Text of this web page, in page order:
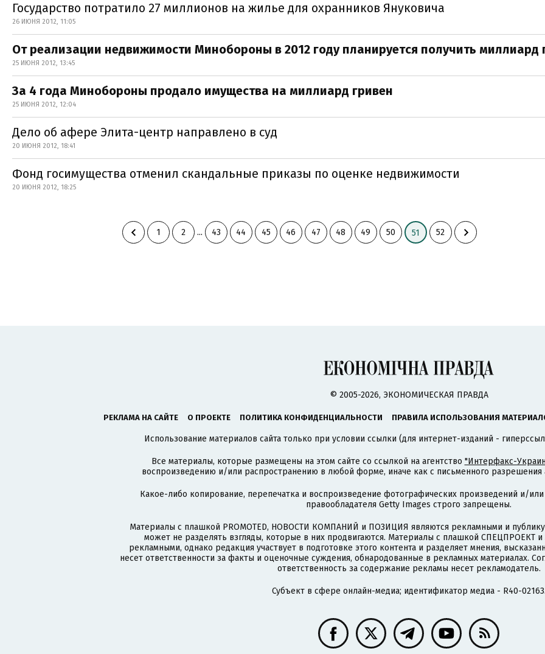
Государство потратило 27 миллионов на жилье для охранников Януковича
26 ИЮНЯ 2012, 11:05
От реализации недвижимости Минобороны в 2012 году планируется получить миллиард
25 ИЮНЯ 2012, 13:45
За 4 года Минобороны продало имущества на миллиард гривен
25 ИЮНЯ 2012, 12:04
Дело об афере Элита-центр направлено в суд
20 ИЮНЯ 2012, 18:41
Фонд госимущества отменил скандальные приказы по оценке недвижимости
20 ИЮНЯ 2012, 18:25
1 2 ... 43 44 45 46 47 48 49 50 51 52
© 2005-2026, ЭКОНОМИЧЕСКАЯ ПРАВДА
РЕКЛАМА НА САЙТЕ О ПРОЕКТЕ ПОЛИТИКА КОНФИДЕНЦИАЛЬНОСТИ ПРАВИЛА ИСПОЛЬЗОВАНИЯ
Использование материалов сайта только при условии ссылки (для интернет-изданий -
Все материалы, которые размещены на этом сайте со ссылкой на агентство "Интерфакс-
воспроизведению и/или распространению в любой форме, иначе как с письменного разрешения
Какое-либо копирование, перепечатка и воспроизведение фотографических произведений и/
правообладателя Getty Images строго запрещены.
Материалы с плашкой PROMOTED, НОВОСТИ КОМПАНИЙ и ПОЗИЦИЯ являются рекламными и
может не разделять взгляды, которые в них продвигаются. Материалы с плашкой СПЕЦПРОЕКТ
рекламными, однако редакция участвует в подготовке этого контента и разделяет мнения,
несет ответственности за факты и оценочные суждения, обнародованные в рекламных материалах.
ответственность за содержание рекламы несет рекламодатель.
Субъект в сфере онлайн-медиа; идентификатор медиа - R40-02163.